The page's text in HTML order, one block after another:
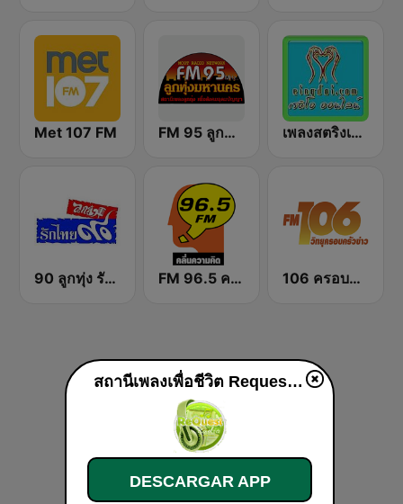
Met 107 FM FM 95 ลูกทุ่งมหานคร อสมท เพลงสตริงเก่า Eingdoi Radio
90 ลูกทุ่ง รักไทย FM 96.5 คลื่นความคิด Thinking Radio 106 ครอบครัวข่าว
สถานีเพลงเพื่อชีวิต Request Radio For Life en línea
DESCARGAR APP